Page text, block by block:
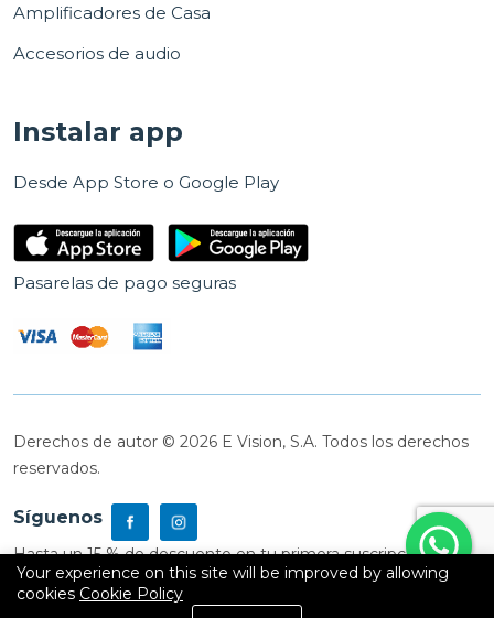
Amplificadores de Casa
Accesorios de audio
Instalar app
Desde App Store o Google Play
Pasarelas de pago seguras
Derechos de autor © 2026 E Vision, S.A. Todos los derechos
reservados.
Síguenos
Hasta un 15 % de descuento en tu primera suscripción
Your experience on this site will be improved by allowing
cookies Cookie Policy